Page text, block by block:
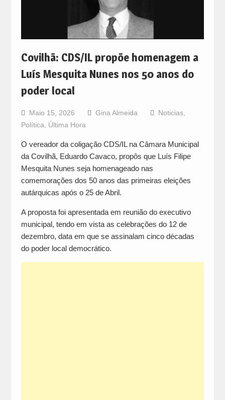
Covilhã: CDS/IL propõe homenagem a
Luís Mesquita Nunes nos 50 anos do
poder local
Maio 15, 2026 Gina Almeida Noticias,
Política
Última Hora
O vereador da coligação CDS/IL na Câmara Municipal
da Covilhã, Eduardo Cavaco, propôs que Luís Filipe
Mesquita Nunes seja homenageado nas
comemorações dos 50 anos das primeiras eleições
autárquicas após o 25 de Abril.
A proposta foi apresentada em reunião do executivo
municipal, tendo em vista as celebrações do 12 de
dezembro, data em que se assinalam cinco décadas
do poder local democrático.